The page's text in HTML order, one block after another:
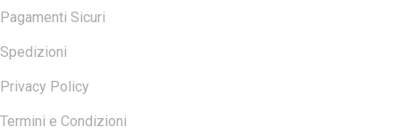
Pagamenti Sicuri
Spedizioni
Privacy Policy
Termini e Condizioni